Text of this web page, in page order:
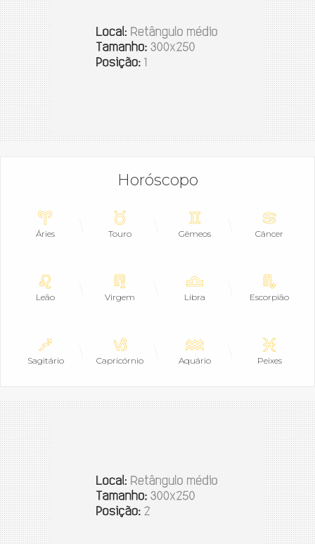
Horóscopo
Áries Touro Gêmeos Câncer
Leão Virgem Libra Escorpião
Sagitário Capricórnio Aquário Peixes